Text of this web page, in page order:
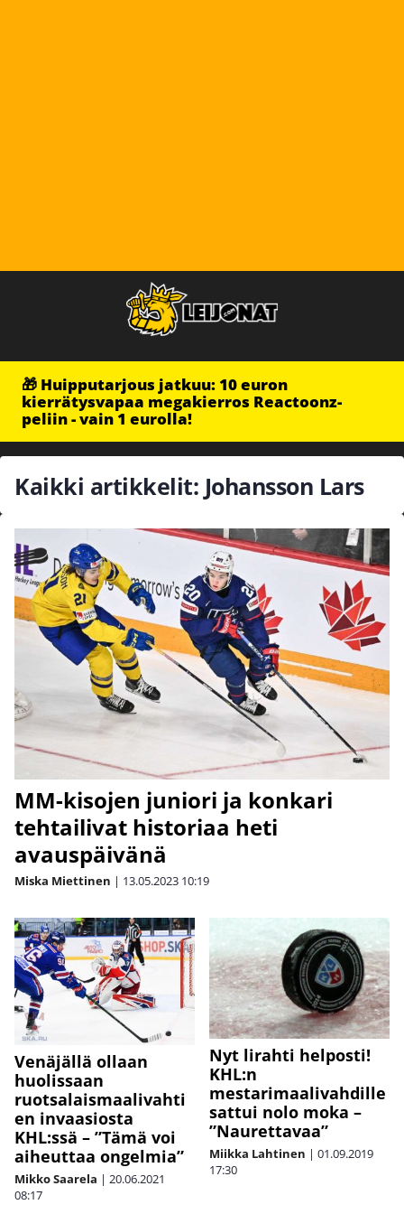
🎁 Huipputarjous jatkuu: 10 euron
kierrätysvapaa megakierros Reactoonz-
peliin - vain 1 eurolla!
Kaikki artikkelit: Johansson Lars
MM-kisojen juniori ja konkari
tehtailivat historiaa heti
avauspäivänä
Miska Miettinen | 13.05.2023 10:19
Venäjällä ollaan
huolissaan
ruotsalaismaalivahti
en invaasiosta
KHL:ssä – ”Tämä voi
aiheuttaa ongelmia”
Mikko Saarela | 20.06.2021
08:17
Nyt lirahti helposti!
KHL:n
mestarimaalivahdille
sattui nolo moka –
”Naurettavaa”
Miikka Lahtinen | 01.09.2019
17:30